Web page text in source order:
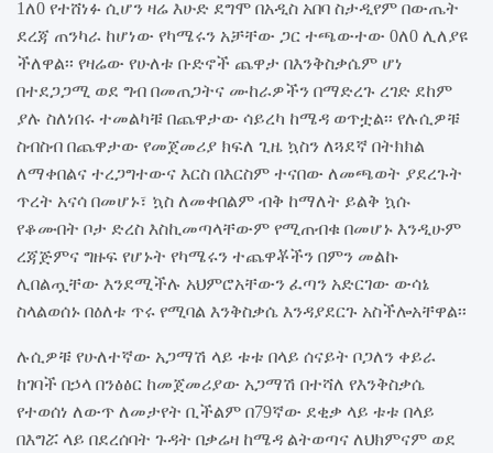
1ለ0 የተሸነፉ ሲሆን ዛሬ እሁድ ደግሞ በአዲስ አበባ ስታዲየም በውጤት
ደረጃ ጠንካራ ከሆነው የካሜሩን አቻቸው ጋር ተጫውተው 0ለ0 ሊለያዩ
ችለዋል፡፡ የዛሬው የሁለቱ ቡድኖች ጨዋታ በእንቅስቃሴም ሆነ
በተደጋጋሚ ወደ ግብ በመጠጋትና ሙከራዎችን በማድረጉ ረገድ ደከም
ያሉ ስለነበሩ ተመልካቹ በጨዋታው ሳይረካ ከሜዳ ወጥቷል፡፡ የሉሲዎቹ
ስብስብ በጨዋታው የመጀመሪያ ክፍለ ጊዜ ኳስን ለጓደኛ በትክክል
ለማቀበልና ተረጋግተውና እርስ በእርስም ተናበው ለመጫወት ያደረጉት
ጥረት አናሳ በመሆኑ፣ ኳስ ለመቀበልም ብቅ ከማለት ይልቅ ኳሱ
የቆሙበት ቦታ ድረስ እስኪመጣላቸውም የሚጠብቁ በመሆኑ እንዲሁም
ረጃጅምና ግዙፍ የሆኑት የካሜሩን ተጨዋቾችን በምን መልኩ
ሊበልጧቸው እንደሚችሉ አህምሮአቸውን ፈጣን አድርገው ውሳኔ
ስላልወሰኑ በዕለቱ ጥሩ የሚባል እንቅስቃሴ እንዳያደርጉ አስችሎአቸዋል፡፡
ሉሲዎቹ የሁለተኛው አጋማሽ ላይ ቱቱ በላይ ሰናይት ቦጋለን ቀይራ
ከገባች በኃላ በንፅፅር ከመጀመሪያው አጋማሽ በተሻለ የእንቅስቃሴ
የተወሰነ ለውጥ ለመታየት ቢችልም በ79ኛው ደቂቃ ላይ ቱቱ በላይ
በእግሯ ላይ በደረሰባት ጉዳት በቃሬዛ ከሜዳ ልትወጣና ለህክምናም ወደ